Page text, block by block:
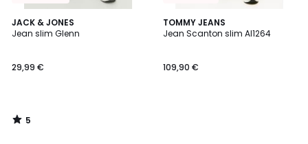
JACK & JONES
Jean slim Glenn
29,99 €
5
/
5
/
TOMMY JEANS
Jean Scanton slim AI1264
109,90 €